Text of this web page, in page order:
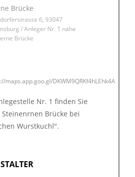
Brücke
6, 93047
/ Anleger Nr. 1 nähe
Brücke
maps.app.goo.gl/DKWM9QRKf4hLEhk4A
Nr. 1 finden Sie
Brücke bei
Wurstkuchl".